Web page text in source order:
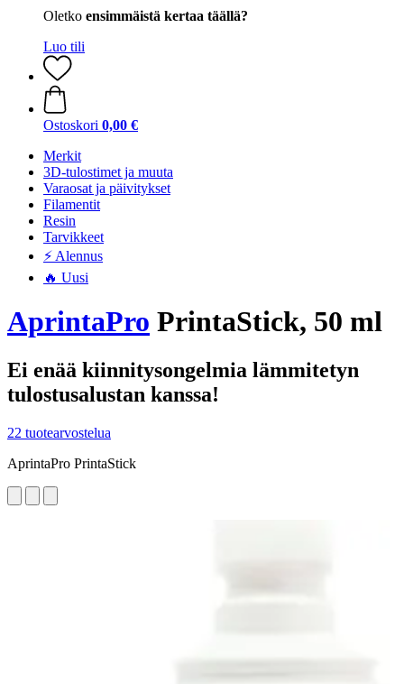
Oletko ensimmäistä kertaa täällä?
Luo tili
Ostoskori 0,00 €
Merkit
3D-tulostimet ja muuta
Varaosat ja päivitykset
Filamentit
Resin
Tarvikkeet
⚡ Alennus
🔥 Uusi
AprintaPro PrintaStick, 50 ml
Ei enää kiinnitysongelmia lämmitetyn
tulostusalustan kanssa!
22 tuotearvostelua
AprintaPro PrintaStick